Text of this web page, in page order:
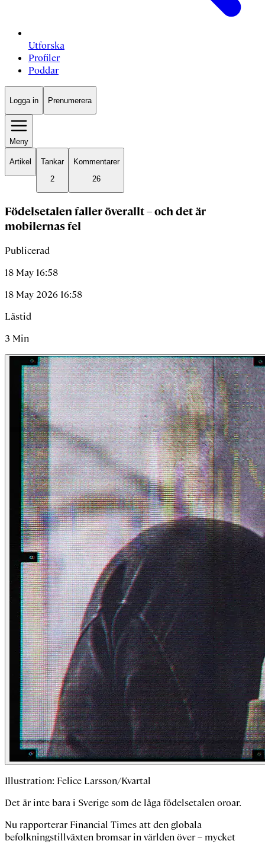
Utforska
Profiler
Poddar
Logga in Prenumerera
Meny
Artikel
Tankar
2
Kommentarer
26
Födelsetalen faller överallt – och det är
mobilernas fel
Publicerad
18 May 16:58
18 May 2026 16:58
Lästid
3 Min
Illustration: Felice Larsson/Kvartal
Det är inte bara i Sverige som de låga födelsetalen oroar.
Nu rapporterar Financial Times att den globala
befolkningstillväxten bromsar in världen över – mycket